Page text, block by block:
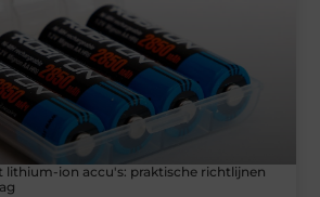
lithium-ion accu's: praktische richtlijnen